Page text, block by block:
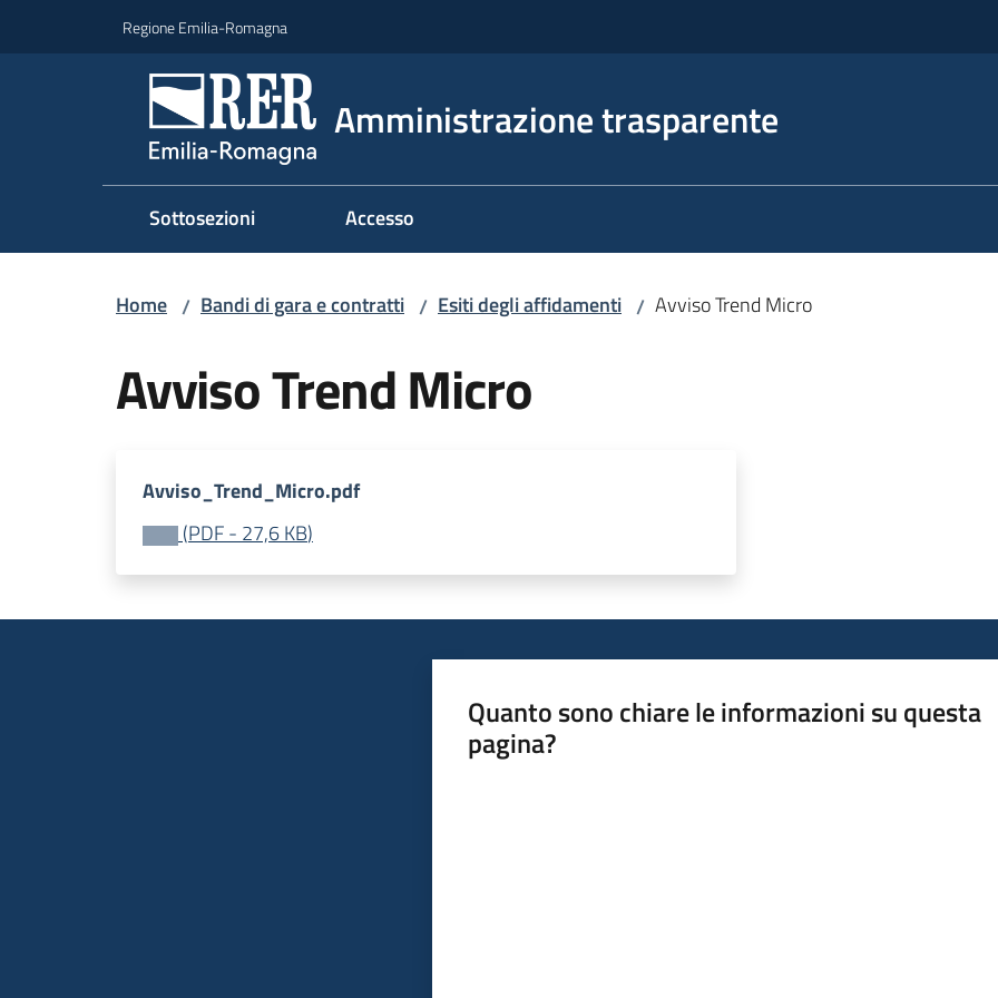
Regione Emilia-Romagna
Amministrazione trasparente
Sottosezioni Accesso
Home / Bandi di gara e contratti / Esiti degli affidamenti / Avviso Trend Micro
Avviso Trend Micro
Avviso_Trend_Micro.pdf
(PDF- 27,6 KB)
Quanto sono chiare le informazioni su questa
pagina?